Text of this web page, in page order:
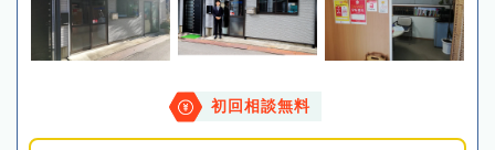
初回相談無料